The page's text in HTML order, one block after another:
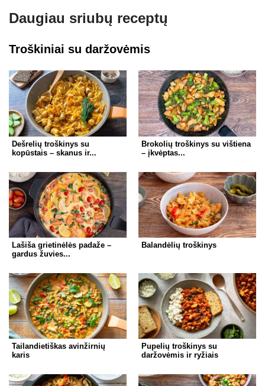
at
s
p
p
er e
gr
m
ss
e
g
er
c
e
o
o
k
ar
e
Daugiau sriubų receptų
Troškiniai su daržovėmis
Dešrelių troškinys su
kopūstais – skanus ir...
Brokolių troškinys su vištiena
– įkvėptas...
Lašiša grietinėlės padaže –
gardus žuvies...
Balandėlių troškinys
Tailandietiškas avinžirnių
karis
Pupelių troškinys su
daržovėmis ir ryžiais